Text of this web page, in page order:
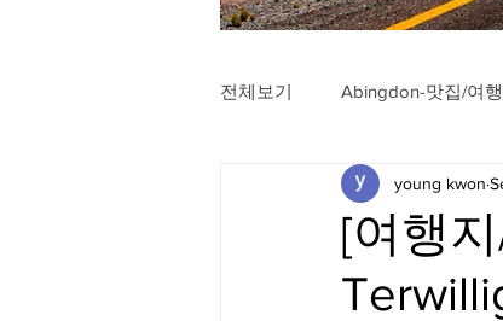
전체보기 Abingdon-맛집/여
Arlington-맛집/여행지
Badlands-맛집/여행지
[여행
young kwon